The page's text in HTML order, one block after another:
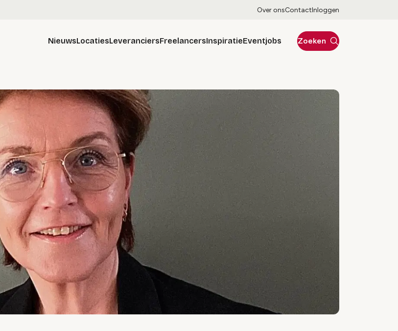
Over onsContactInloggen
NieuwsLocatiesLeveranciersFreelancersInspiratieEventjobs Zoeken